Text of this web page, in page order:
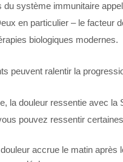
du système immunitaire
en particulier – le facteur
biologiques modernes.
peuvent ralentir la
la douleur ressentie avec la
pouvez ressentir
accrue le matin après